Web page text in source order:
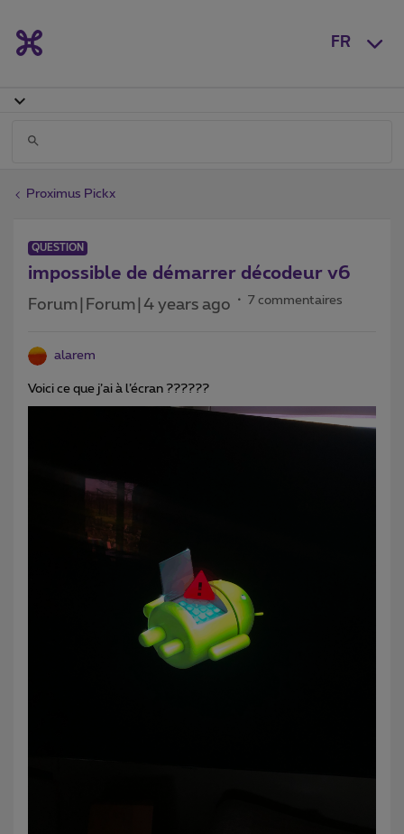
FR
Proximus Pickx
QUESTION
impossible de démarrer décodeur v6
Forum|Forum|4 years ago 7 commentaires
alarem
Voici ce que j’ai à l’écran ??????